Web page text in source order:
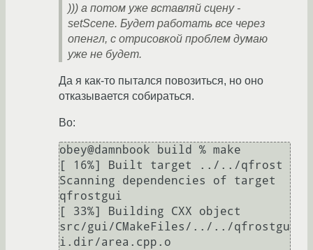
))) а потом уже вставляй сцену -
setScene. Будет работать все через
опенгл, с отрисовкой проблем думаю
уже не будет.
Да я как-то пытался повозиться, но оно
отказывается собираться.
Во:
obey@damnbook build % make
[ 16%] Built target ../../qfrost
Scanning dependencies of target
qfrostgui
[ 33%] Building CXX object
src/gui/CMakeFiles/../../qfrostgu
i.dir/area.cpp.o